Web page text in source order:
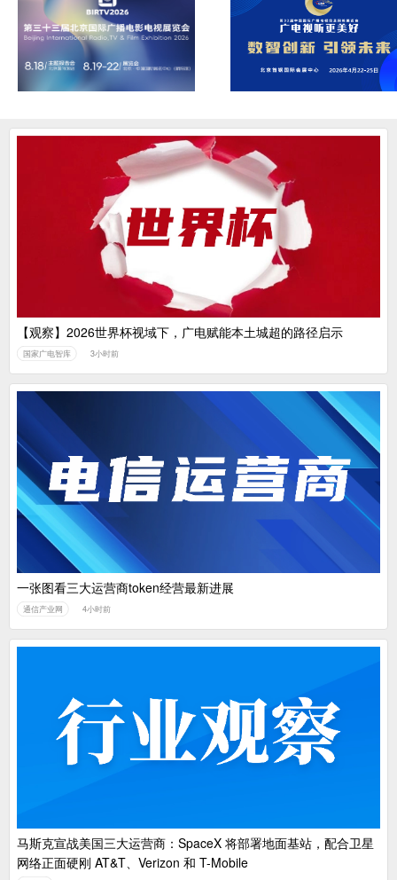
【观察】2026世界杯视域下，广电赋能本土城超的路径启示
国家广电智库 3小时前
一张图看三大运营商token经营最新进展
通信产业网 4小时前
马斯克宣战美国三大运营商：SpaceX 将部署地面基站，配合卫星
网络正面硬刚 AT&T、Verizon 和 T-Mobile